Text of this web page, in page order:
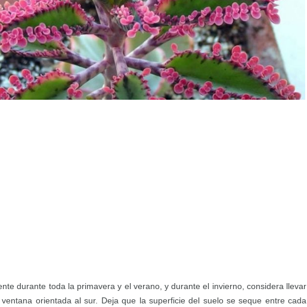
durante toda la primavera y el verano, y durante el invierno, considera llevar
orientada al sur. Deja que la superficie del suelo se seque entre cada